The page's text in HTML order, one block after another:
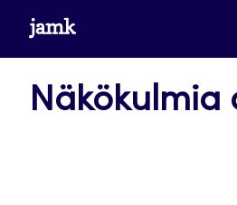
Siirrywww.jamk.fi
Näkökulmia